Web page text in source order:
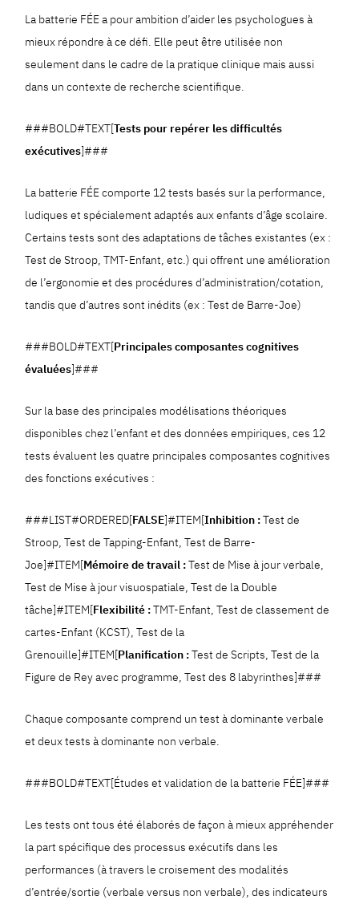
La batterie FÉE a pour ambition d’aider les psychologues à
mieux répondre à ce défi. Elle peut être utilisée non
seulement dans le cadre de la pratique clinique mais aussi
dans un contexte de recherche scientifique.
###BOLD#TEXT[Tests pour repérer les difficultés
exécutives]###
La batterie FÉE comporte 12 tests basés sur la performance,
ludiques et spécialement adaptés aux enfants d’âge scolaire.
Certains tests sont des adaptations de tâches existantes (ex :
Test de Stroop, TMT-Enfant, etc.) qui offrent une amélioration
de l’ergonomie et des procédures d’administration/cotation,
tandis que d’autres sont inédits (ex : Test de Barre-Joe)
###BOLD#TEXT[Principales composantes cognitives
évaluées]###
Sur la base des principales modélisations théoriques
disponibles chez l’enfant et des données empiriques, ces 12
tests évaluent les quatre principales composantes cognitives
des fonctions exécutives :
###LIST#ORDERED[FALSE]#ITEM[Inhibition :Test de
Stroop, Test de Tapping-Enfant, Test de Barre-
Joe]#ITEM[Mémoire de travail :Test de Mise à jour verbale,
Test de Mise à jour visuospatiale, Test de la Double
tâche]#ITEM[Flexibilité :TMT-Enfant, Test de classement de
cartes-Enfant (KCST), Test de la
Grenouille]#ITEM[Planification :Test de Scripts, Test de la
Figure de Rey avec programme, Test des 8 labyrinthes]###
Chaque composante comprend un test à dominante verbale
et deux tests à dominante non verbale.
###BOLD#TEXT[Études et validation de la batterie FÉE]###
Les tests ont tous été élaborés de façon à mieux appréhender
la part spécifique des processus exécutifs dans les
performances (à travers le croisement des modalités
d’entrée/sortie (verbale versus non verbale), des indicateurs